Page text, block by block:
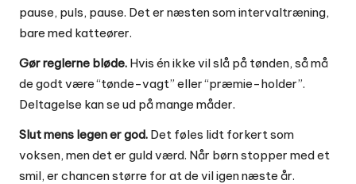
pause, puls, pause. Det er næsten som intervaltræning,
bare med katteører.
Gør reglerne bløde. Hvis én ikke vil slå på tønden, så må
de godt være “tønde-vagt” eller “præmie-holder”.
Deltagelse kan se ud på mange måder.
Slut mens legen er god. Det føles lidt forkert som
voksen, men det er guld værd. Når børn stopper med et
smil, er chancen større for at de vil igen næste år.